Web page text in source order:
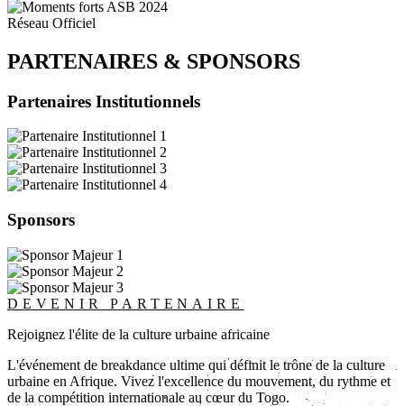
Réseau Officiel
PARTENAIRES & SPONSORS
Partenaires Institutionnels
Sponsors
DEVENIR PARTENAIRE
Rejoignez l'élite de la culture urbaine africaine
L'événement de breakdance ultime qui définit le trône de la culture
urbaine en Afrique. Vivez l'excellence du mouvement, du rythme et
de la compétition internationale au cœur du Togo.